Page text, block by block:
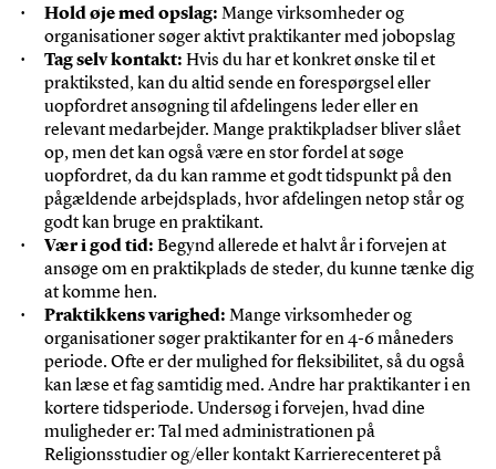
Hold øje med opslag: Mange virksomheder og
organisationer søger aktivt praktikanter med jobopslag
Tag selv kontakt: Hvis du har et konkret ønske til et
praktiksted, kan du altid sende en forespørgsel eller
uopfordret ansøgning til afdelingens leder eller en
relevant medarbejder. Mange praktikpladser bliver slået
op, men det kan også være en stor fordel at søge
uopfordret, da du kan ramme et godt tidspunkt på den
pågældende arbejdsplads, hvor afdelingen netop står og
godt kan bruge en praktikant.
Vær i god tid: Begynd allerede et halvt år i forvejen at
ansøge om en praktikplads de steder, du kunne tænke dig
at komme hen.
Praktikkens varighed: Mange virksomheder og
organisationer søger praktikanter for en 4-6 måneders
periode. Ofte er der mulighed for fleksibilitet, så du også
kan læse et fag samtidig med. Andre har praktikanter i en
kortere tidsperiode. Undersøg i forvejen, hvad dine
muligheder er: Tal med administrationen på
Religionsstudier og/eller kontakt Karrierecenteret på